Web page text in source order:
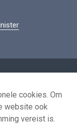
cookies. Om
website ook
vereist is.